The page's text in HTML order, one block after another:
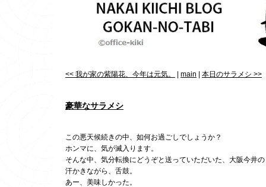
<< 我が家の紫陽花、今年は元気。 main 本日のサラメシ >>
豪華なサラメシ
この悪天候続きの中、如何お過ごしでしょうか？
ホンマに、気が滅入ります。
そんな中、気分転換にどうぞと送っていただいた、大阪今井
汗かきながら、舌鼓。
あー、美味しかった。